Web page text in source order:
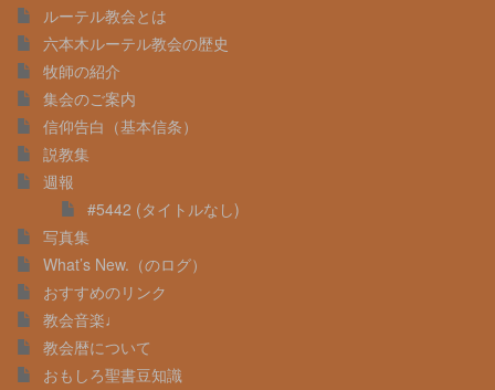
ルーテル教会とは
六本木ルーテル教会の歴史
牧師の紹介
集会のご案内
信仰告白（基本信条）
説教集
週報
#5442 (タイトルなし)
写真集
What’s New.（のログ）
おすすめのリンク
教会音楽♩
教会暦について
おもしろ聖書豆知識